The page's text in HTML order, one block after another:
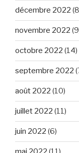
décembre 2022
novembre 2022
octobre 2022 (14)
septembre 2022
août 2022 (10)
juillet 2022 (11)
juin 2022 (6)